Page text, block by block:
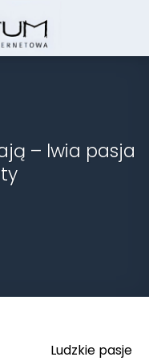
– lwia pasja
Ludzkie pasje